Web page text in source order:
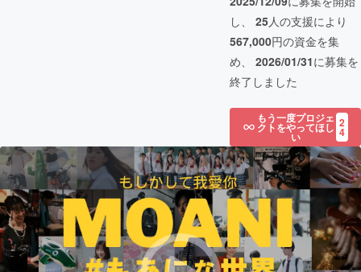
し、 25人の支援により
567,000円の資金を集
め、 2026/01/31に募集を
終了しました
もう一度プロジェ
クトをやってほし
い
2
4